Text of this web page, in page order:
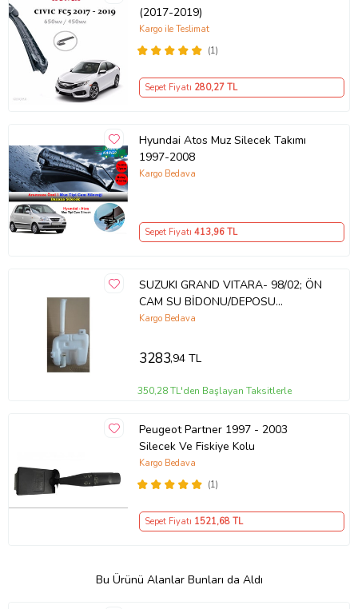
(2017-2019)
(1)
Kargo ile Teslimat
Sepet Fiyatı 280,27 TL
Hyundai Atos Muz Silecek Takımı
1997-2008
Kargo Bedava
Sepet Fiyatı 413,96 TL
SUZUKI GRAND VITARA- 98/02; ÖN
CAM SU BİDONU/DEPOSU
(MOTORLU) (TW) 38400-60P02
Kargo Bedava
3283,94 TL
350,28 TL'den Başlayan Taksitlerle
Peugeot Partner 1997 - 2003
Silecek Ve Fiskiye Kolu
(1)
Kargo Bedava
Sepet Fiyatı 1521,68 TL
Bu Ürünü Alanlar Bunları da Aldı